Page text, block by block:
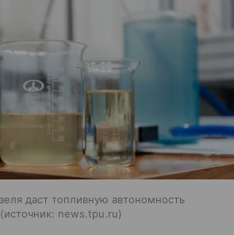
даст топливную автономность
источник: news.tpu.ru